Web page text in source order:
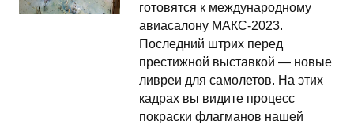
готовятся к международному
авиасалону МАКС-2023.
Последний штрих перед
престижной выставкой — новые
ливреи для самолетов. На этих
кадрах вы видите процесс
покраски флагманов нашей